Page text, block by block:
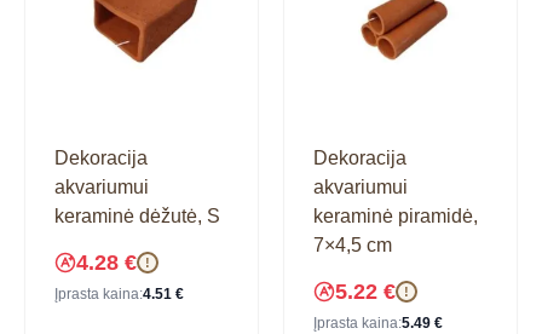
Dekoracija
akvariumui
keraminė dėžutė, S
4.28 € !
Įprasta kaina:4.51 €
Dekoracija
akvariumui
keraminė piramidė,
7×4,5 cm
5.22 € !
Įprasta kaina:5.49 €